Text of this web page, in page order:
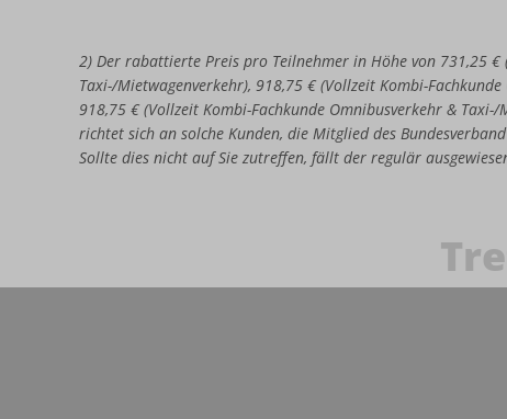
2) Der rabattierte Preis pro Teilnehmer in Höhe von 731,25
Taxi-/Mietwagenverkehr), 918,75 € (Vollzeit Kombi-
918,75 € (Vollzeit Kombi-Fachkunde Omnibusverkehr &
richtet sich an solche Kunden, die Mitglied des
Sollte dies nicht auf Sie zutreffen, fällt der regulär